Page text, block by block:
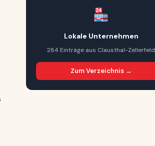
Lokale Unternehmen
284 Einträge aus Clausthal-Zellerfeld
Zum Verzeichnis →